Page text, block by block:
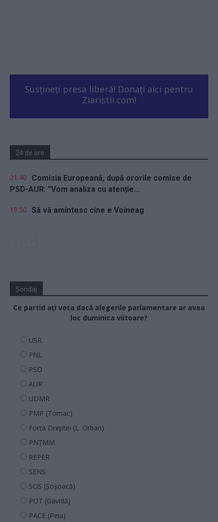
Susțineți presa liberă! Donați aici pentru
Ziaristii.com!
24 de ore
21.40
Comisia Europeană, după ororile comise de
PSD-AUR: ”Vom analiza cu atenție...
19.50 Să vă amintesc cine e Voineag
Sondaj
Ce partid ați vota dacă alegerile parlamentare ar avea
loc duminica viitoare?
USR
PNL
PSD
AUR
UDMR
PMP (Tomac)
Forța Dreptei (L. Orban)
PNȚMM
REPER
SENS
SOS (Șoșoacă)
POT (Gavrilă)
PACE (Peia)